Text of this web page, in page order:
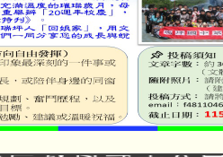
活教案入校路
教育專業人